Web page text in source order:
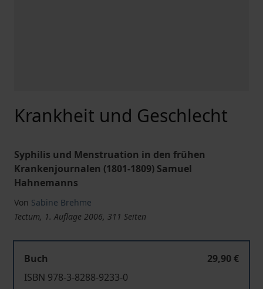
Krankheit und Geschlecht
Syphilis und Menstruation in den frühen
Krankenjournalen (1801-1809) Samuel
Hahnemanns
Von Sabine Brehme
Tectum, 1. Auflage 2006, 311 Seiten
Buch
29,90 €
ISBN 978-3-8288-9233-0